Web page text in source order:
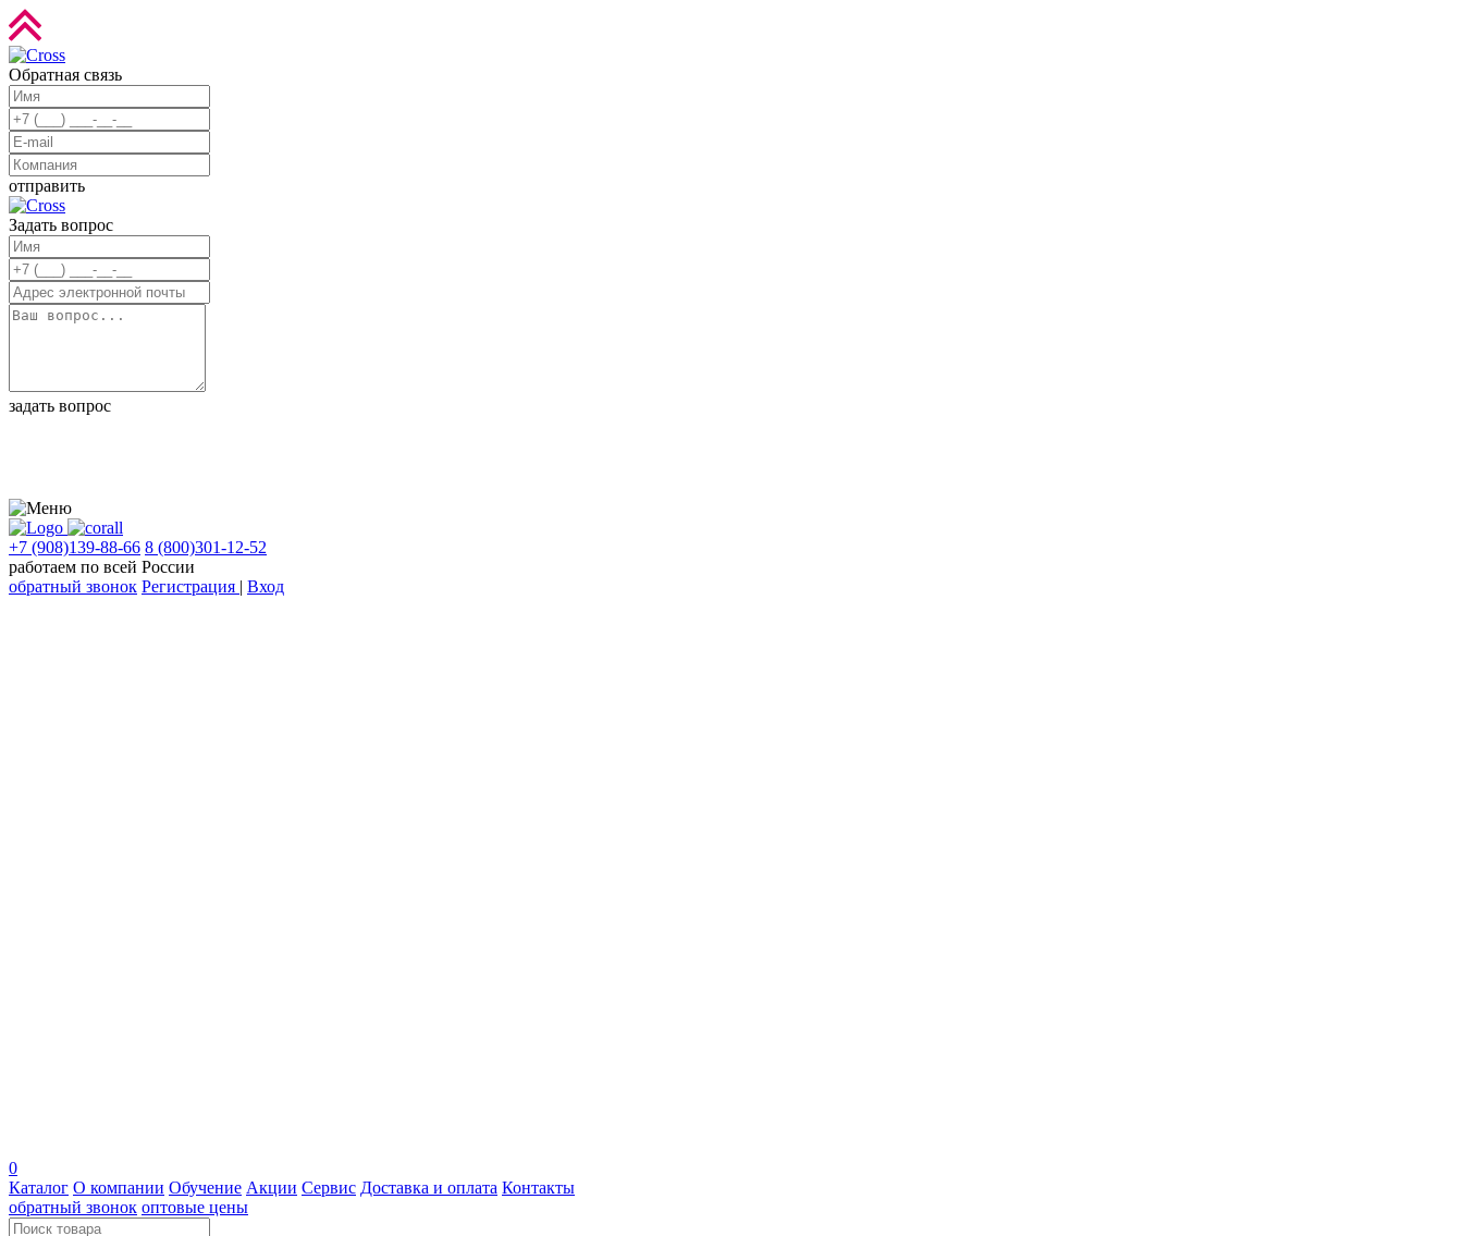
Обратная связь
отправить
Задать вопрос
задать вопрос
+7 (908)139-88-66 8 (800)301-12-52
работаем по всей России
обратный звонок Регистрация | Вход
0
Каталог О компании Обучение Акции Сервис Доставка и оплата Контакты
обратный звонок оптовые цены